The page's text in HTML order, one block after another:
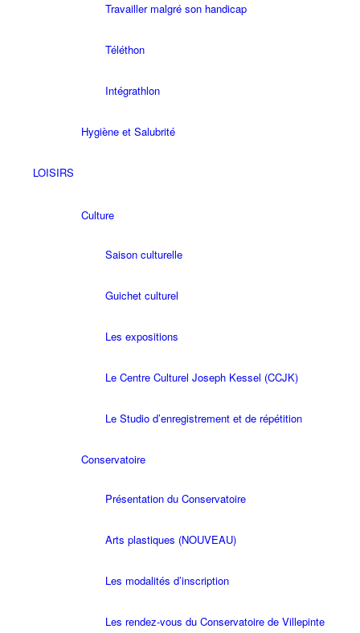
Travailler malgré son handicap
Téléthon
Intégrathlon
Hygiène et Salubrité
LOISIRS
Culture
Saison culturelle
Guichet culturel
Les expositions
Le Centre Culturel Joseph Kessel (CCJK)
Le Studio d’enregistrement et de répétition
Conservatoire
Présentation du Conservatoire
Arts plastiques (NOUVEAU)
Les modalités d’inscription
Les rendez-vous du Conservatoire de Villepinte